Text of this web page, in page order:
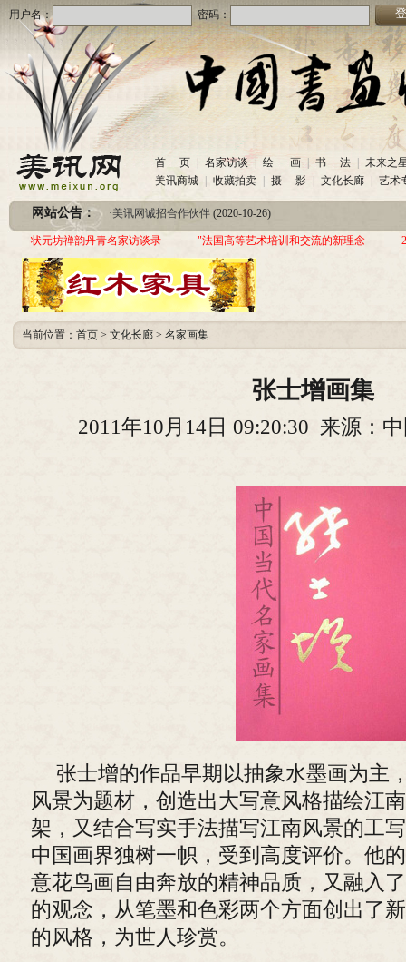
用户名： 密码：
首 页 名家访谈 绘 画 书 法
未来之
美讯商城
收藏拍卖 摄 影 文化长廊 艺术
网站公告：
·美讯网诚招合作伙伴(2020-10-26)
· 中国书画收藏频道服务咨询热线 (2020-06-26)
圆梦助学 爱心传递—中国当代实力派书画家作品交流展暨三年帮助100位贫困儿童行动
·美讯网诚招合作伙伴 (2020-10-26)
·中国书画收藏频道服务咨询热线(2020-06-26)
· 圆梦助学 爱心传递—中国当代实力派书画家作品交流展暨三年帮助100位贫困儿童行动
状元坊禅韵丹青名家访谈录 "法国高等艺术培训和交流的新理念
当前位置： 首页 > 文化长廊 > 名家画集
张士增画集
2011年10月14日 09:20:30 来源：
张士增的作品早期以抽象水墨画为主
风景为题材，创造出大写意风格描绘江
架，又结合写实手法描写江南风景的工
中国画界独树一帜，受到高度评价。他
意花鸟画自由奔放的精神品质，又融入
的观念，从笔墨和色彩两个方面创出了
的风格，为世人珍赏。